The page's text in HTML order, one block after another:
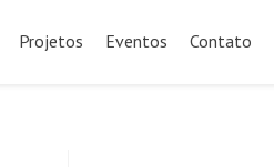
Projetos Eventos Contato